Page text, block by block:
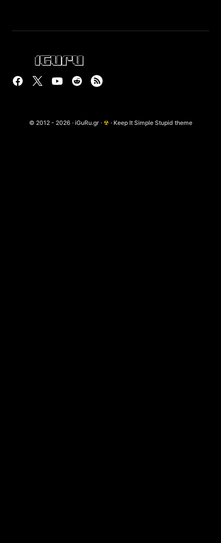
© 2012 - 2026 · iGuRu.gr · ☢ · Keep It Simple Stupid theme